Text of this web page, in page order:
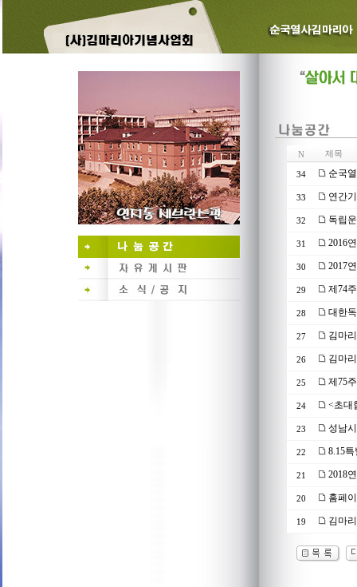
N 제목
34 순국
33 연간
32 독립
31 2016
30 2017
29 제74
28 대한
27 김마
26 김마
25 제75
24 <초대
23 성남
22 8.15
21 2018
20 홈페
19 김마